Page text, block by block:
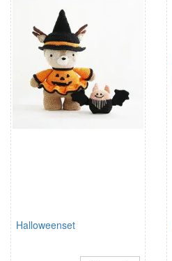
Halloweenset